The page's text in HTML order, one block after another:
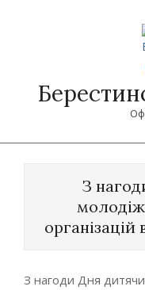
З
організацій
З нагоди Дня